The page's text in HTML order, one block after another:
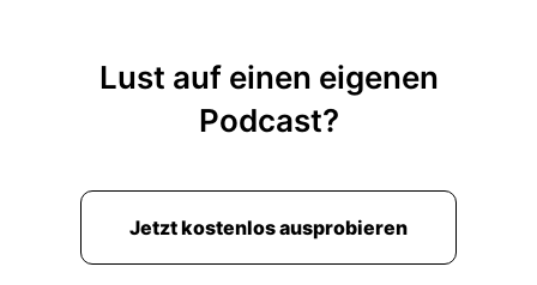
Lust auf einen eigenen
Podcast?
Jetzt kostenlos ausprobieren